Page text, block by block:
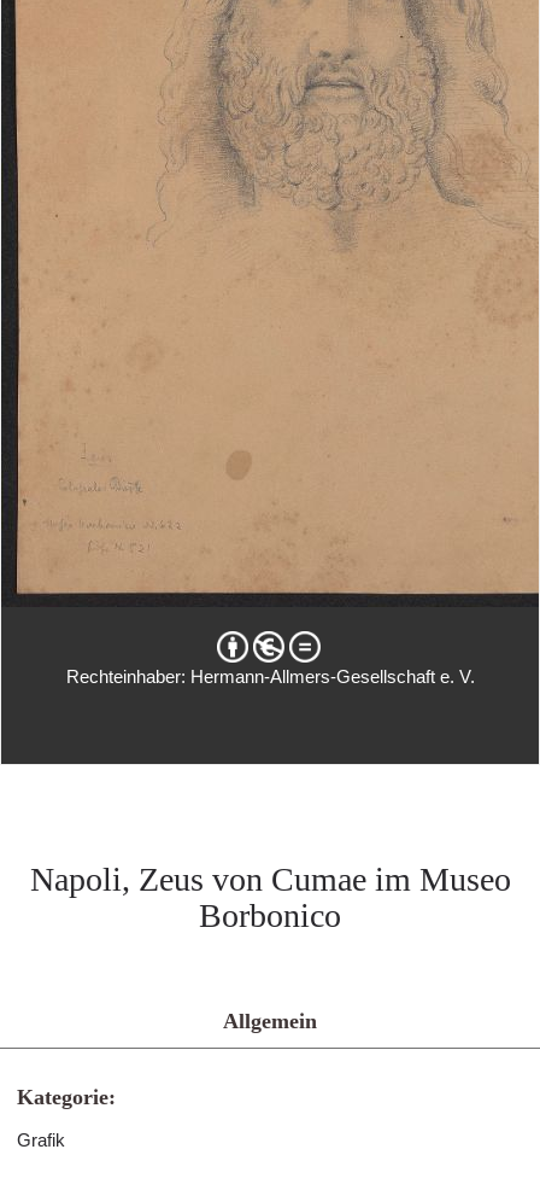
Rechteinhaber: Hermann-Allmers-Gesellschaft e. V.
Napoli, Zeus von Cumae im Museo
Borbonico
Allgemein
Kategorie:
Grafik